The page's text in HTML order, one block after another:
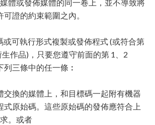
體或發佈媒體的同一卷上，並不導致將
證的約束範圍之內。
或可執行形式複製或發佈程式 (或符合第
作品)，只要您遵守前面的第 1、2
三條中的任一條︰
交換的媒體上，和目標碼一起附有機器
式原始碼。這些原始碼的發佈應符合上
。或者